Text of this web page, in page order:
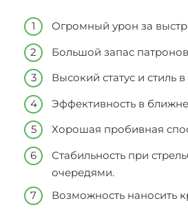
Огромный урон за
Большой запас
Высокий статус и стиль в
Эффективность в
Хорошая пробивная
Стабильность при
очередями.
Возможность наносить